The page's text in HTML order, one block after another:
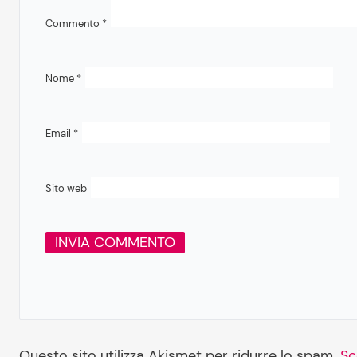
Commento *
Nome *
Email *
Sito web